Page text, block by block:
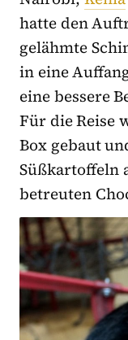
hatte den
gelähmte
in eine
eine bessere
Für die Reise
Box gebaut
Süßkartoffeln
betreuten